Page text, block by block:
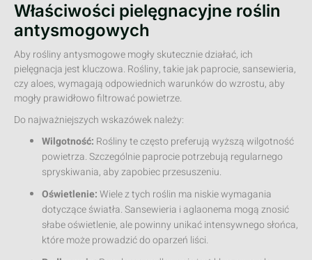
Właściwości pielęgnacyjne roślin
antysmogowych
Aby rośliny antysmogowe mogły skutecznie działać, ich
pielęgnacja jest kluczowa. Rośliny, takie jak paprocie, sansewieria,
czy aloes, wymagają odpowiednich warunków do wzrostu, aby
mogły prawidłowo filtrować powietrze.
Do najważniejszych wskazówek należy:
Wilgotność: Rośliny te często preferują wyższą wilgotność
powietrza. Szczególnie paprocie potrzebują regularnego
spryskiwania, aby zapobiec przesuszeniu.
Oświetlenie:Wiele z tych roślin ma niskie wymagania
dotyczące światła. Sansewieria i aglaonema mogą znosić
słabe oświetlenie, ale powinny unikać intensywnego słońca,
które może prowadzić do oparzeń liści.